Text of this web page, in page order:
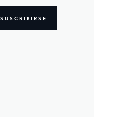
SUSCRIBIRSE